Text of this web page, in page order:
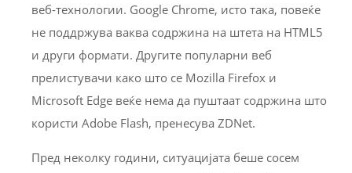
веб-технологии. Google Chrome, исто така, повеќе
не поддржува ваква содржина на штета на HTML5
и други формати. Другите популарни веб
прелистувачи како што се Mozilla Firefox и
Microsoft Edge веќе нема да пуштаат содржина што
користи Adobe Flash, пренесува ZDNet.
Пред неколку години, ситуацијата беше сосем